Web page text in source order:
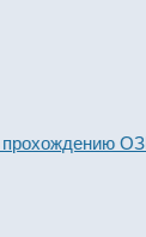
ОЗП